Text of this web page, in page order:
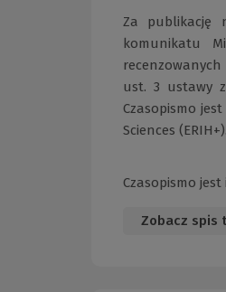
Za publikację
komunikatu
ust. 3 ustawy
Czasopismo
Sciences (ERIH+).
Czasopismo
Zobacz spis